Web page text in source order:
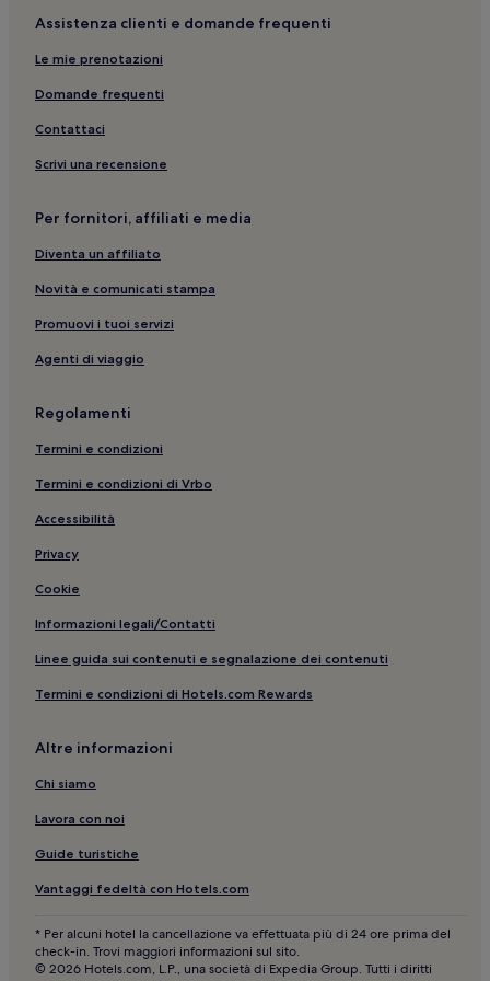
Puerto Luz: hotel
Playa de Cala Llucalari: hotel nelle vicinanze
Cala Fustam: hotel nelle vicinanze
Sant Jaume Mediterrani: hotel
Arenal d'en Castell: Hotel con piscina
Sito archeologico Taula de Torralba d'en Salort: hotel nelle
vicinanze
Es Migjorn Gran: hotel
Arc de Sant Roc: hotel nelle vicinanze
Spiaggia di Cala en Porter: hotel nelle vicinanze
Spiaggia di Santo Tomas: Hotel con cucina nelle vicinanze
Spiaggia di Santo Tomas: Hotel economici nelle vicinanze
Mahón: Hotel con piscina
Sant Climent: hotel
Alaior: Hotel con servizi business
Spiaggia di San Adeodato: hotel nelle vicinanze
Son Parc: hotel
Minorca: Hotel con piscina
Golf Son Parc: hotel nelle vicinanze
Son Bou: hotel
Assistenza clienti e domande frequenti
Le mie prenotazioni
Domande frequenti
Contattaci
Scrivi una recensione
Per fornitori, affiliati e media
Diventa un affiliato
Novità e comunicati stampa
Promuovi i tuoi servizi
Agenti di viaggio
Regolamenti
Termini e condizioni
Termini e condizioni di Vrbo
Accessibilità
Privacy
Cookie
Informazioni legali/Contatti
Linee guida sui contenuti e segnalazione dei contenuti
Termini e condizioni di Hotels.com Rewards
Altre informazioni
Chi siamo
Lavora con noi
Guide turistiche
Vantaggi fedeltà con Hotels.com
* Per alcuni hotel la cancellazione va effettuata più di 24 ore prima del
check-in. Trovi maggiori informazioni sul sito.
© 2026 Hotels.com, L.P., una società di Expedia Group. Tutti i diritti